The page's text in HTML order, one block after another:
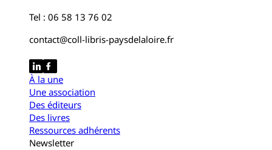
Tel : 06 58 13 76 02
contact@coll-libris-paysdelaloire.fr
À la une
Une association
Des éditeurs
Des livres
Ressources adhérents
Newsletter